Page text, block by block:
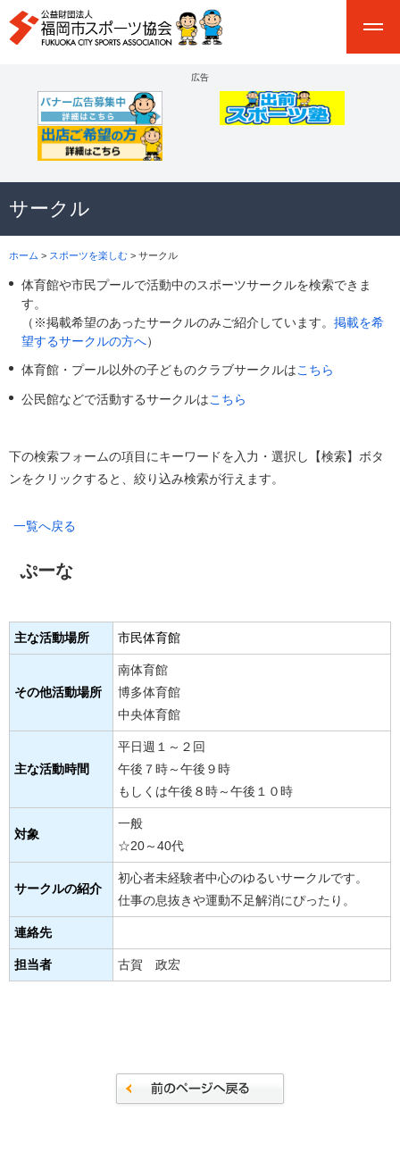
広告
サークル
ホーム > スポーツを楽しむ > サークル
体育館や市民プールで活動中のスポーツサークルを検索できま
す。
（※掲載希望のあったサークルのみご紹介しています。 掲載を希
望するサークルの方へ）
体育館・プール以外の子どものクラブサークルはこちら
公民館などで活動するサークルはこちら
下の検索フォームの項目にキーワードを入力・選択し【検索】ボタ
ンをクリックすると、絞り込み検索が行えます。
一覧へ戻る
ぷーな
主な活動場所 市民体育館
その他活動場所
南体育館
博多体育館
中央体育館
主な活動時間
平日週１～２回
午後７時～午後９時
もしくは午後８時～午後１０時
対象
一般
☆20～40代
サークルの紹介
初心者未経験者中心のゆるいサークルです。
仕事の息抜きや運動不足解消にぴったり。
連絡先
担当者 古賀 政宏